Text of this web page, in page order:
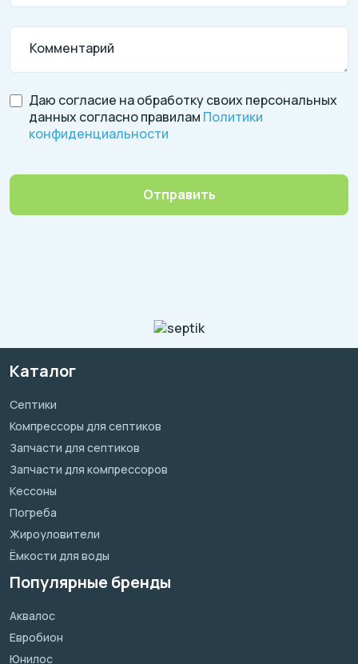
Комментарий
Даю согласие на обработку своих персональных
данных согласно правилам Политики
конфиденциальности
Отправить
Каталог
Септики
Компрессоры для септиков
Запчасти для септиков
Запчасти для компрессоров
Кессоны
Погреба
Жироуловители
Ёмкости для воды
Популярные бренды
Аквалос
Евробион
Юнилос